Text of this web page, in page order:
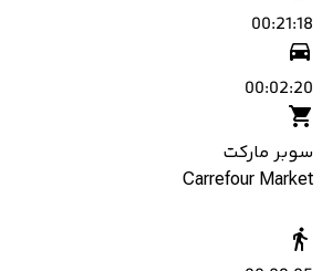
00:21:18
00:02:20
سوبر ماركت
Carrefour Market